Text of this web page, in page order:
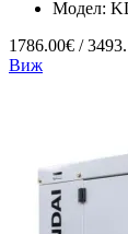
Модел:
1786.00€ /
Виж